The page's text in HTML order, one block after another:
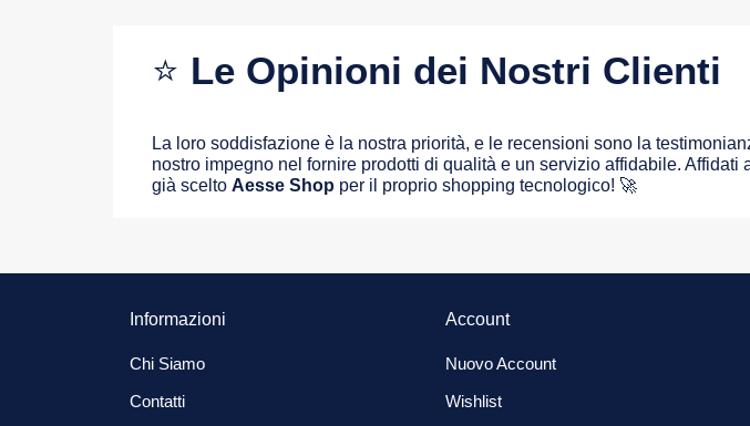
⭐ Le Opinioni dei Nostri Clienti
La loro soddisfazione è la nostra priorità, e le recensioni sono la
nostro impegno nel fornire prodotti di qualità e un servizio affidabile. Affidati
già scelto Aesse Shop per il proprio shopping tecnologico! 🚀
Informazioni
Chi Siamo
Contatti
Account
Nuovo Account
Wishlist